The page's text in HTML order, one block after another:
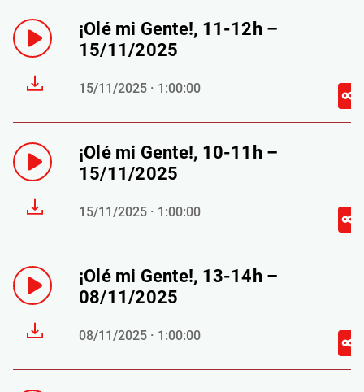
¡Olé mi Gente!, 11-12h –
15/11/2025
15/11/2025 · 1:00:00
¡Olé mi Gente!, 10-11h –
15/11/2025
15/11/2025 · 1:00:00
¡Olé mi Gente!, 13-14h –
08/11/2025
08/11/2025 · 1:00:00